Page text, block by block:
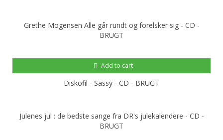
Grethe Mogensen Alle går rundt og forelsker sig - CD -
BRUGT
Add to cart
Diskofil - Sassy - CD - BRUGT
Julenes jul : de bedste sange fra DR's julekalendere - CD -
BRUGT